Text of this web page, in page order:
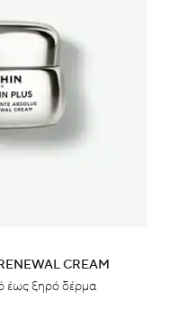
CREAM
έως ξηρό δέρμα